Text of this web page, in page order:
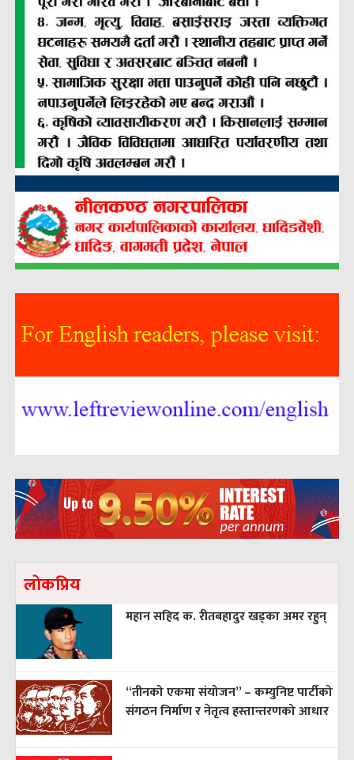
लाेकप्रिय
महान सहिद क. रीतबहादुर खड्‌का अमर रहुन्
“तीनको एकमा संयोजन” – कम्युनिष्ट पार्टीको
संगठन निर्माण र नेतृत्व हस्तान्तरणको आधार